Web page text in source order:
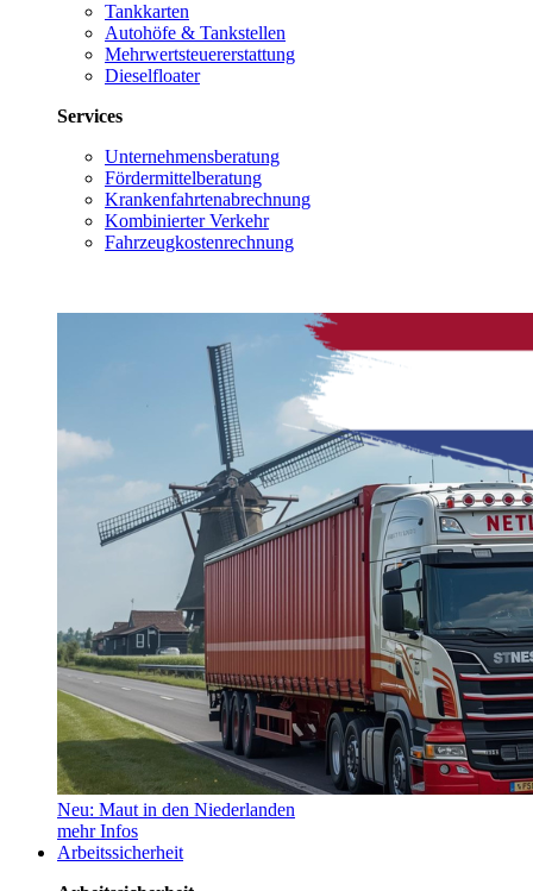
Tankkarten
Autohöfe & Tankstellen
Mehrwertsteuererstattung
Dieselfloater
Services
Unternehmensberatung
Fördermittelberatung
Krankenfahrtenabrechnung
Kombinierter Verkehr
Fahrzeugkostenrechnung
Neu: Maut in den Niederlanden
mehr Infos
Arbeitssicherheit